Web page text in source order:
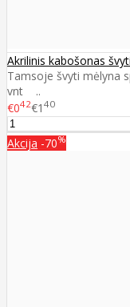
Akrilinis kabošonas
Tamsoje švyti mėlyna
vnt ..
€042€1 40
Akcija -70%